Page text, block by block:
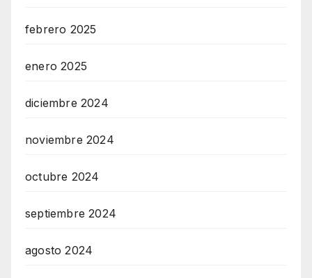
febrero 2025
enero 2025
diciembre 2024
noviembre 2024
octubre 2024
septiembre 2024
agosto 2024